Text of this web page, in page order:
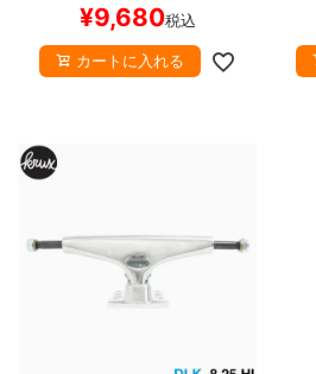
スケボー
¥9,680税込
カートに入れる